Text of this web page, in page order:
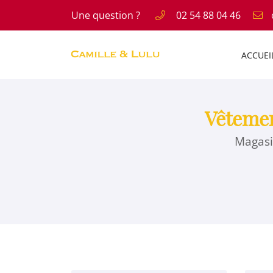
Une question ? 02 54 88 04 46
ACCUEIL
11 RUE DE L ABBE PAUL GRU
02 54 88 04 46